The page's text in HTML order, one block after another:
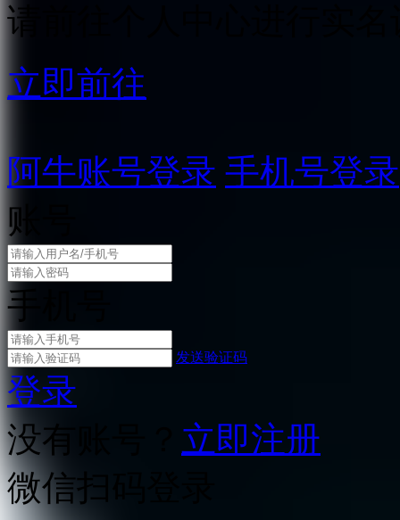
请前往个人中心进行实名
立即前往
阿牛账号登录 手机号登录
账号
手机号
发送验证码
登录
没有账号？ 立即注册
微信扫码登录